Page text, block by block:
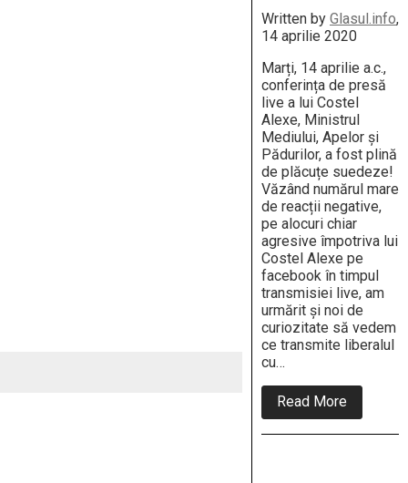
Written by Glasul.info,
14 aprilie 2020
Marți, 14 aprilie a.c.,
conferința de presă
live a lui Costel
Alexe, Ministrul
Mediului, Apelor și
Pădurilor, a fost plină
de plăcuțe suedeze!
Văzând numărul mare
de reacții negative,
pe alocuri chiar
agresive împotriva lui
Costel Alexe pe
facebook în timpul
transmisiei live, am
urmărit și noi de
curiozitate să vedem
ce transmite liberalul
cu…
Read More
Costel
Alexe,